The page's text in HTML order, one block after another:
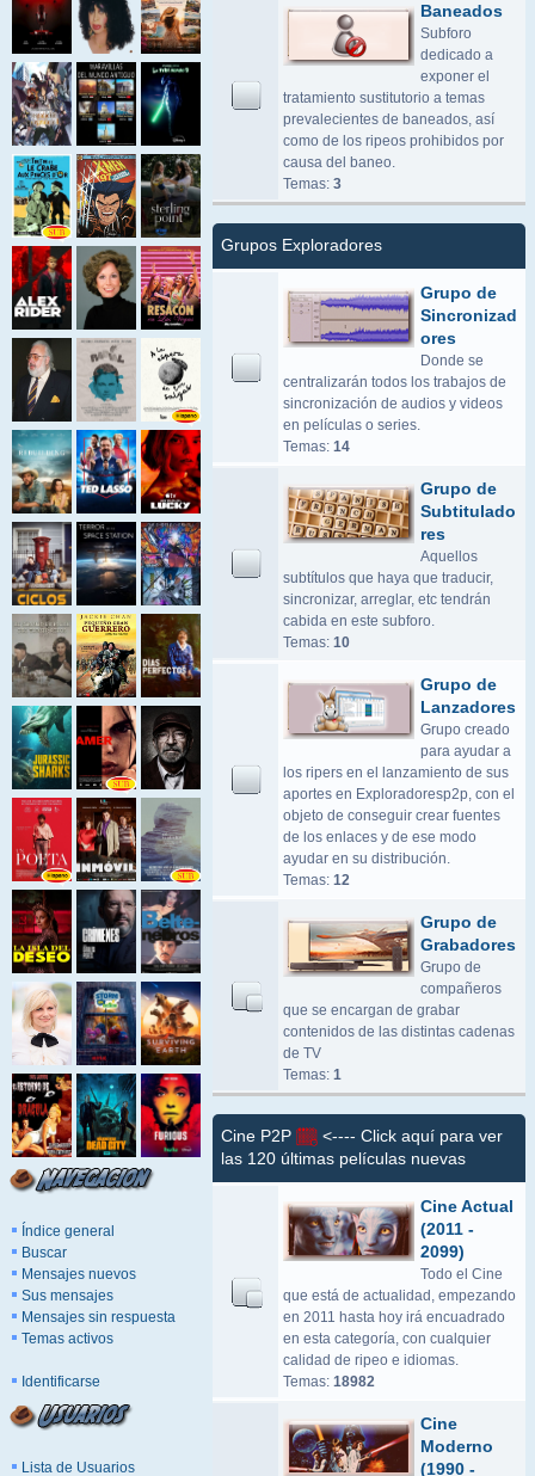
Índice general
Buscar
Mensajes nuevos
Sus mensajes
Mensajes sin respuesta
Temas activos
Identificarse
Lista de Usuarios
Baneados
Subforo
dedicado a
exponer el
tratamiento sustitutorio a temas
prevalecientes de baneados, así
como de los ripeos prohibidos por
causa del baneo.
Temas: 3
Grupos Exploradores
Grupo de
Sincronizad
ores
Donde se
centralizarán todos los trabajos de
sincronización de audios y videos
en películas o series.
Temas: 14
Grupo de
Subtitulado
res
Aquellos
subtítulos que haya que traducir,
sincronizar, arreglar, etc tendrán
cabida en este subforo.
Temas: 10
Grupo de
Lanzadores
Grupo creado
para ayudar a
los ripers en el lanzamiento de sus
aportes en Exploradoresp2p, con el
objeto de conseguir crear fuentes
de los enlaces y de ese modo
ayudar en su distribución.
Temas: 12
Grupo de
Grabadores
Grupo de
compañeros
que se encargan de grabar
contenidos de las distintas cadenas
de TV
Temas: 1
Cine P2P
<---- Click aquí para ver
las 120 últimas películas nuevas
Cine Actual
(2011 -
2099)
Todo el Cine
que está de actualidad, empezando
en 2011 hasta hoy irá encuadrado
en esta categoría, con cualquier
calidad de ripeo e idiomas.
Temas: 18982
Cine
Moderno
(1990 -